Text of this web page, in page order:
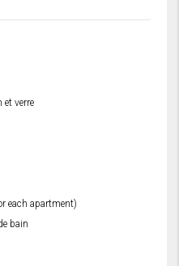
verre
each apartment)
bain